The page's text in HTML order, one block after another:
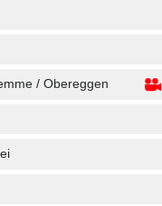
/ Obereggen